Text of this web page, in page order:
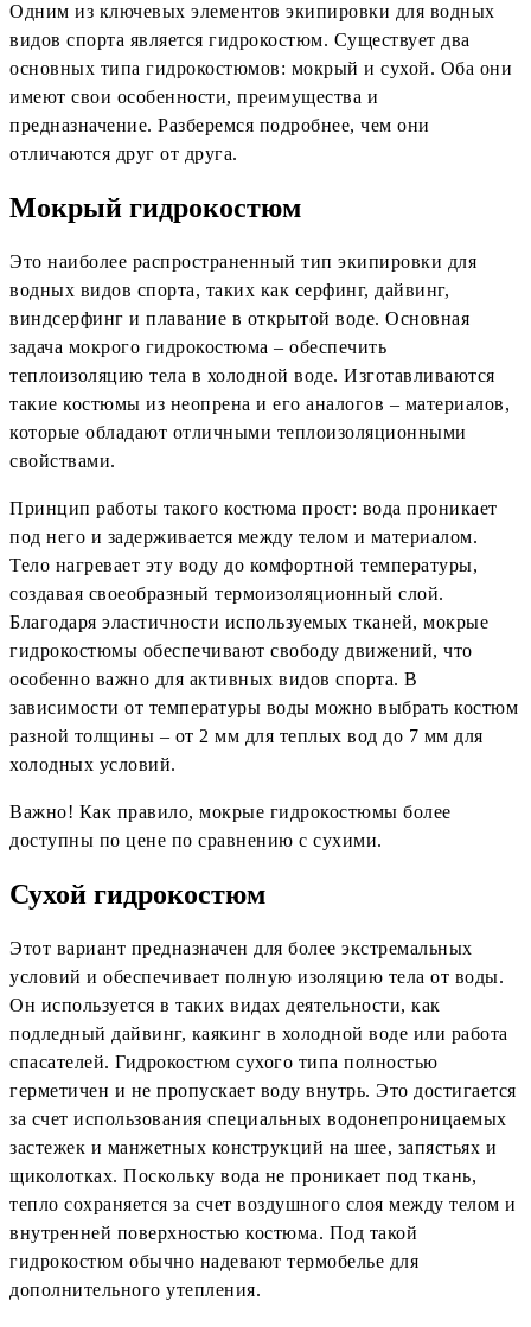
Одним из ключевых элементов экипировки для водных
видов спорта является гидрокостюм. Существует два
основных типа гидрокостюмов: мокрый и сухой. Оба они
имеют свои особенности, преимущества и
предназначение. Разберемся подробнее, чем они
отличаются друг от друга.
Мокрый гидрокостюм
Это наиболее распространенный тип экипировки для
водных видов спорта, таких как серфинг, дайвинг,
виндсерфинг и плавание в открытой воде. Основная
задача мокрого гидрокостюма – обеспечить
теплоизоляцию тела в холодной воде. Изготавливаются
такие костюмы из неопрена и его аналогов – материалов,
которые обладают отличными теплоизоляционными
свойствами.
Принцип работы такого костюма прост: вода проникает
под него и задерживается между телом и материалом.
Тело нагревает эту воду до комфортной температуры,
создавая своеобразный термоизоляционный слой.
Благодаря эластичности используемых тканей, мокрые
гидрокостюмы обеспечивают свободу движений, что
особенно важно для активных видов спорта. В
зависимости от температуры воды можно выбрать костюм
разной толщины – от 2 мм для теплых вод до 7 мм для
холодных условий.
Важно! Как правило, мокрые гидрокостюмы более
доступны по цене по сравнению с сухими.
Сухой гидрокостюм
Этот вариант предназначен для более экстремальных
условий и обеспечивает полную изоляцию тела от воды.
Он используется в таких видах деятельности, как
подледный дайвинг, каякинг в холодной воде или работа
спасателей. Гидрокостюм сухого типа полностью
герметичен и не пропускает воду внутрь. Это достигается
за счет использования специальных водонепроницаемых
застежек и манжетных конструкций на шее, запястьях и
щиколотках. Поскольку вода не проникает под ткань,
тепло сохраняется за счет воздушного слоя между телом и
внутренней поверхностью костюма. Под такой
гидрокостюм обычно надевают термобелье для
дополнительного утепления.